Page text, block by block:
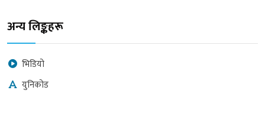
अन्य लिङ्कहरू
भिडियो
युनिकोड